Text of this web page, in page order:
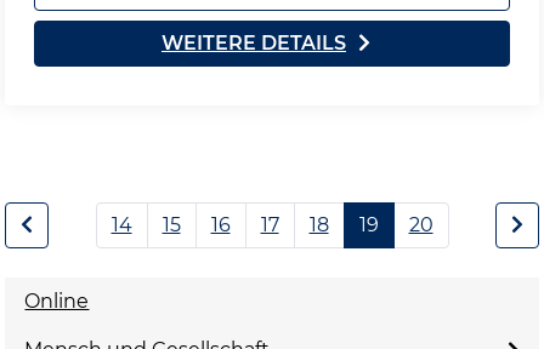
WEITERE DETAILS
14 15 16 17 18 19 20
Online